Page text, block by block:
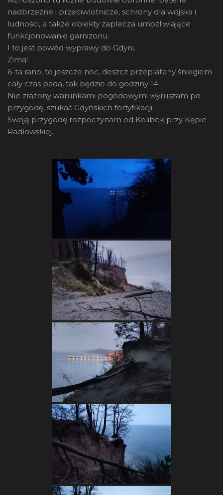
nadbrzeżne i przeciwlotnicze, schrony dla wojska i
ludności, a także obiekty zaplecza umożliwiające
funkcjonowanie garnizonu.
I to jest powód wyprawy do Gdyni.
Zima!
6-ta rano, to jeszcze noc, deszcz przeplatany śniegiem
cały czas pada, tak będzie do godziny 14.
Nie zrażony warunkami pogodowymi wyruszam po
przygodę, szukać Gdyńskich fortyfikacji.
Swoją przygodę rozpoczynam od Kolibek przy Kępie
Radłowskiej.